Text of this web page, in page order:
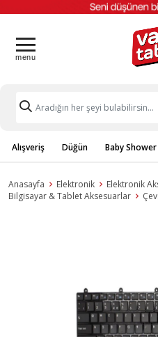
Alışveriş Düğün Baby Shower
Anasayfa Elektronik
Elektronik
Bilgisayar & Tablet Aksesuarlar